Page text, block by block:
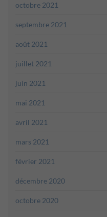
octobre 2021
septembre 2021
août 2021
juillet 2021
juin 2021
mai 2021
avril 2021
mars 2021
février 2021
décembre 2020
octobre 2020